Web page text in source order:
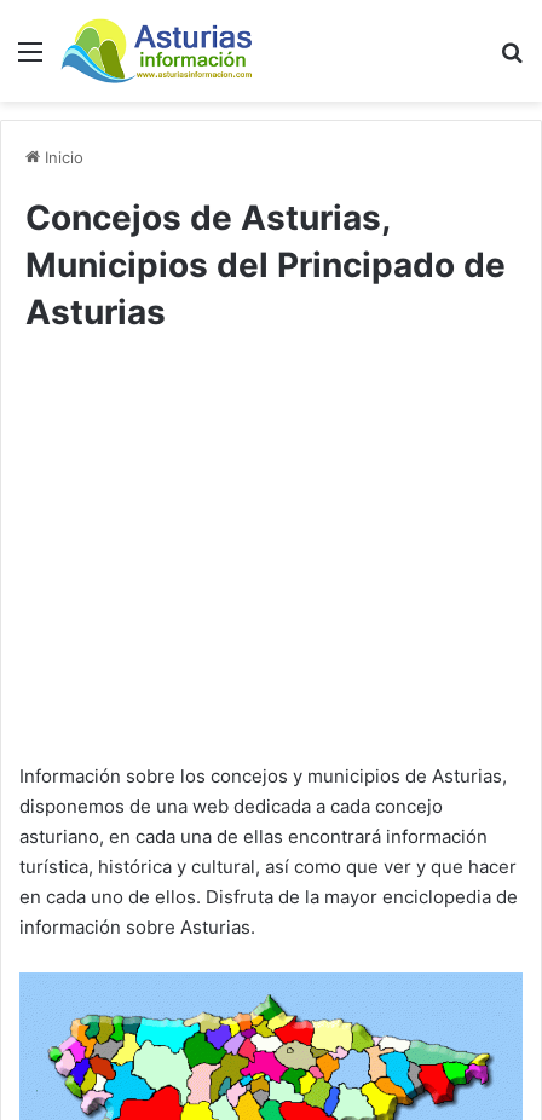
Menú
Inicio
Concejos de Asturias,
Municipios del Principado de
Asturias
Información sobre los concejos y municipios de Asturias,
disponemos de una web dedicada a cada concejo
asturiano, en cada una de ellas encontrará información
turística, histórica y cultural, así como que ver y que hacer
en cada uno de ellos. Disfruta de la mayor enciclopedia de
información sobre Asturias.